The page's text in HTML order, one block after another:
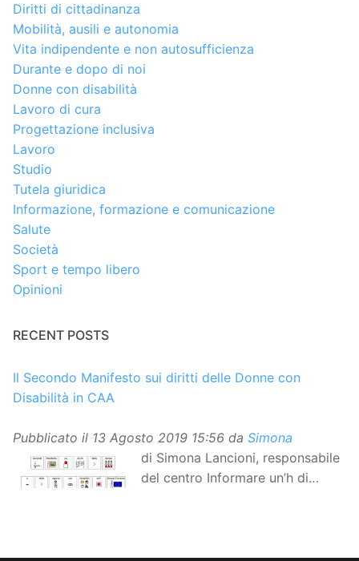
Diritti di cittadinanza
Mobilità, ausili e autonomia
Vita indipendente e non autosufficienza
Durante e dopo di noi
Donne con disabilità
Lavoro di cura
Progettazione inclusiva
Lavoro
Studio
Tutela giuridica
Informazione, formazione e comunicazione
Salute
Società
Sport e tempo libero
Opinioni
RECENT POSTS
Il Secondo Manifesto sui diritti delle Donne con
Disabilità in CAA
Pubblicato il 13 Agosto 2019 15:56 da Simona
di Simona Lancioni, responsabile
del centro Informare un’h di